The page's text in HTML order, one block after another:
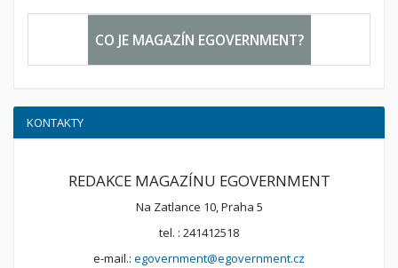
CO JE MAGAZÍN EGOVERNMENT?
KONTAKTY
REDAKCE MAGAZÍNU EGOVERNMENT
Na Zatlance 10, Praha 5
tel. : 241412518
e-mail.: egovernment@egovernment.cz